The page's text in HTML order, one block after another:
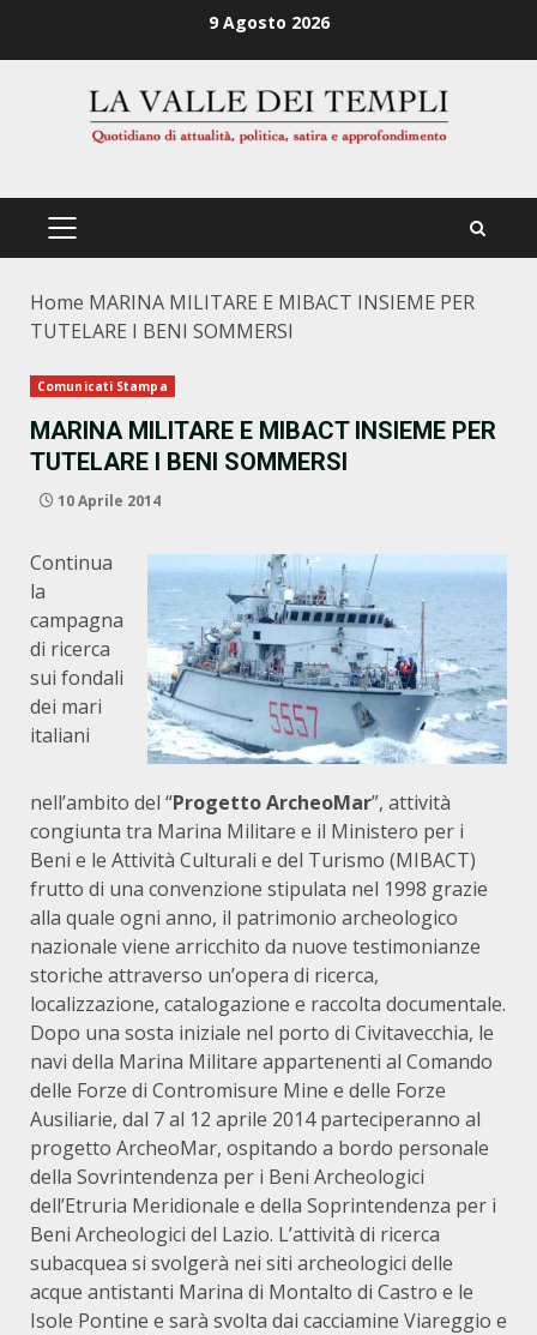
9 Agosto 2026
PRIMÄRES
Home MARINA MILITARE E MIBACT INSIEME PER
TUTELARE I BENI SOMMERSI
Comunicati Stampa
MARINA MILITARE E MIBACT INSIEME PER
TUTELARE I BENI SOMMERSI
10 Aprile 2014
Continua
la
campagna
di ricerca
sui fondali
dei mari
italiani
nell’ambito del “Progetto ArcheoMar”, attività
congiunta tra Marina Militare e il Ministero per i
Beni e le Attività Culturali e del Turismo (MIBACT)
frutto di una convenzione stipulata nel 1998 grazie
alla quale ogni anno, il patrimonio archeologico
nazionale viene arricchito da nuove testimonianze
storiche attraverso un’opera di ricerca,
localizzazione, catalogazione e raccolta documentale.
Dopo una sosta iniziale nel porto di Civitavecchia, le
navi della Marina Militare appartenenti al Comando
delle Forze di Contromisure Mine e delle Forze
Ausiliarie, dal 7 al 12 aprile 2014 parteciperanno al
progetto ArcheoMar, ospitando a bordo personale
della Sovrintendenza per i Beni Archeologici
dell’Etruria Meridionale e della Soprintendenza per i
Beni Archeologici del Lazio. L’attività di ricerca
subacquea si svolgerà nei siti archeologici delle
acque antistanti Marina di Montalto di Castro e le
Isole Pontine e sarà svolta dai cacciamine Viareggio e